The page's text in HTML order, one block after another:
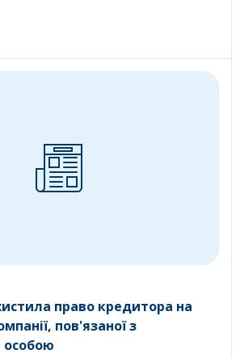
право кредитора на
пов'язаної з
особою